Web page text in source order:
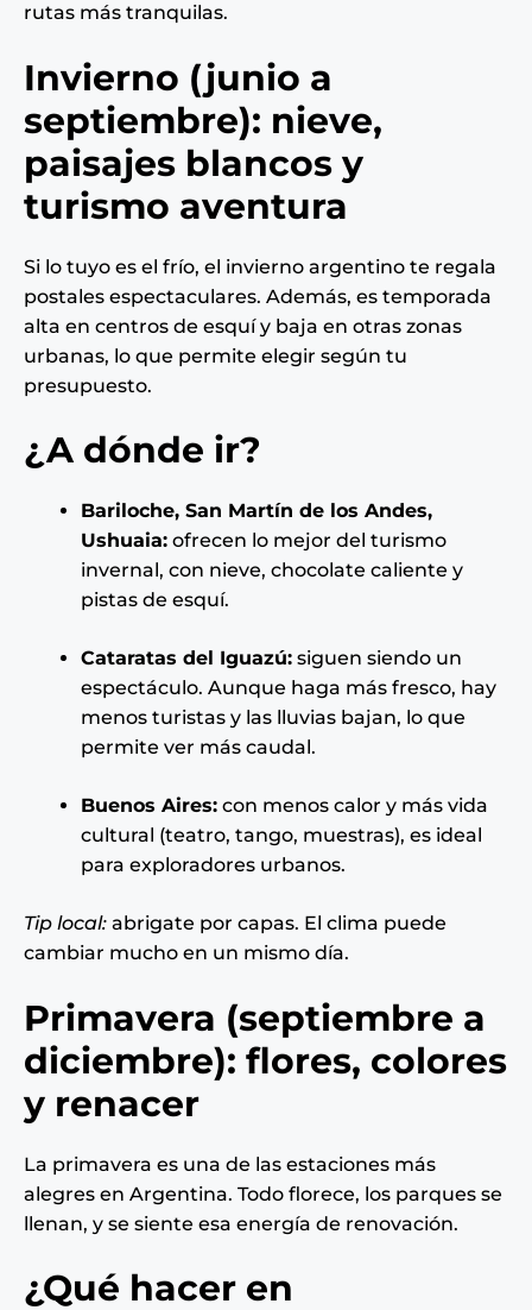
rutas más tranquilas.
Invierno (junio a
septiembre): nieve,
paisajes blancos y
turismo aventura
Si lo tuyo es el frío, el invierno argentino te regala
postales espectaculares. Además, es temporada
alta en centros de esquí y baja en otras zonas
urbanas, lo que permite elegir según tu
presupuesto.
¿A dónde ir?
Bariloche, San Martín de los Andes,
Ushuaia: ofrecen lo mejor del turismo
invernal, con nieve, chocolate caliente y
pistas de esquí.
Cataratas del Iguazú: siguen siendo un
espectáculo. Aunque haga más fresco, hay
menos turistas y las lluvias bajan, lo que
permite ver más caudal.
Buenos Aires: con menos calor y más vida
cultural (teatro, tango, muestras), es ideal
para exploradores urbanos.
Tip local: abrigate por capas. El clima puede
cambiar mucho en un mismo día.
Primavera (septiembre a
diciembre): flores, colores
y renacer
La primavera es una de las estaciones más
alegres en Argentina. Todo florece, los parques se
llenan, y se siente esa energía de renovación.
¿Qué hacer en